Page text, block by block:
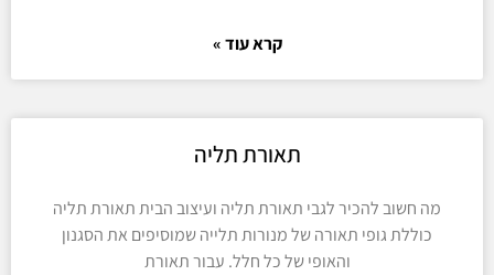
קרא עוד »
תאורת תליה
מה חשוב להכיר לגבי תאורת תליה ועיצוב הבית תאורת תליה
כוללת גופי תאורה של מנורות תלייה שמוסיפים את הסגנון
והאופי של כל חלל. עבור תאורת